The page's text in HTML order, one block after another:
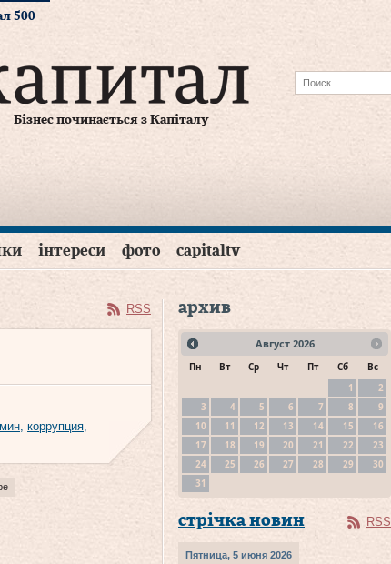
500
Бізнес починається з Капіталу
інтереси фото capitaltv
RSS
, коррупция,
архив
Август 2026
Пн Вт Ср Чт Пт Сб
Вс
1
2
3
4 5 6 7 8
9
10
11 12 13 14 15
16
17
18 19 20 21 22
23
24
25 26 27 28 29
30
31
стрічка новин RSS
Пятница, 5 июня 2026